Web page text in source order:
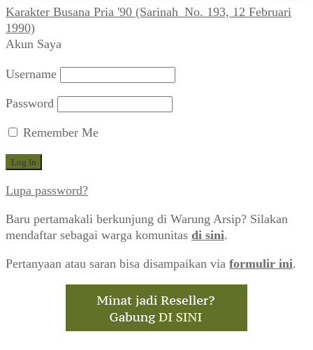
Karakter Busana Pria '90 (Sarinah_No. 193, 12 Februari
1990)
Akun Saya
Username
Password
Remember Me
Lupa password?
Baru pertamakali berkunjung di Warung Arsip? Silakan
mendaftar sebagai warga komunitas di sini.
Pertanyaan atau saran bisa disampaikan via formulir ini.